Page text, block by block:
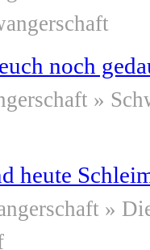
noch
»
heute
»